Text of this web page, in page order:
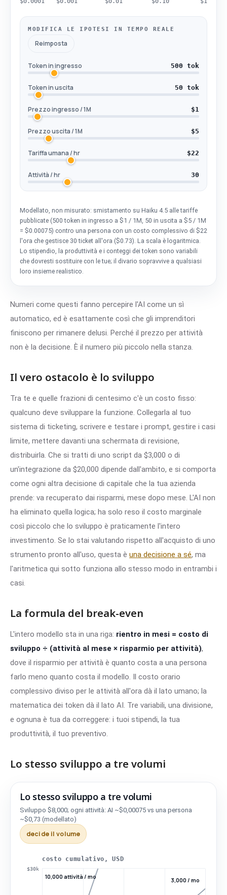
MODIFICA LE IPOTESI IN TEMPO REALE
Reimposta
Token in ingresso 500 tok
Token in uscita 50 tok
Prezzo ingresso / 1M $1
Prezzo uscita / 1M $5
Tariffa umana / hr $22
Attività / hr 30
Modellato, non misurato: smistamento su Haiku 4.5 alle tariffe
pubblicate (500 token in ingresso a $1 / 1M, 50 in uscita a $5 / 1M
= $0.00075) contro una persona con un costo complessivo di $22
l'ora che gestisce 30 ticket all'ora ($0.73). La scala è logaritmica.
Lo stipendio, la produttività e i conteggi dei token sono variabili
che dovresti sostituire con le tue; il divario sopravvive a qualsiasi
loro insieme realistico.
Numeri come questi fanno percepire l'AI come un sì
automatico, ed è esattamente così che gli imprenditori
finiscono per rimanere delusi. Perché il prezzo per attività
non è la decisione. È il numero più piccolo nella stanza.
Il vero ostacolo è lo sviluppo
Tra te e quelle frazioni di centesimo c'è un costo fisso:
qualcuno deve sviluppare la funzione. Collegarla al tuo
sistema di ticketing, scrivere e testare i prompt, gestire i casi
limite, mettere davanti una schermata di revisione,
distribuirla. Che si tratti di uno script da $3,000 o di
un'integrazione da $20,000 dipende dall'ambito, e si comporta
come ogni altra decisione di capitale che la tua azienda
prende: va recuperato dai risparmi, mese dopo mese. L'AI non
ha eliminato quella logica; ha solo reso il costo marginale
così piccolo che lo sviluppo è praticamente l'intero
investimento. Se lo stai valutando rispetto all'acquisto di uno
strumento pronto all'uso, questa è una decisione a sé, ma
l'aritmetica qui sotto funziona allo stesso modo in entrambi i
casi.
La formula del break-even
L'intero modello sta in una riga: rientro in mesi = costo di
sviluppo ÷ (attività al mese × risparmio per attività),
dove il risparmio per attività è quanto costa a una persona
farlo meno quanto costa il modello. Il costo orario
complessivo diviso per le attività all'ora dà il lato umano; la
matematica dei token dà il lato AI. Tre variabili, una divisione,
e ognuna è tua da correggere: i tuoi stipendi, la tua
produttività, il tuo preventivo.
Lo stesso sviluppo a tre volumi
Volume Break-even
10,000 attività / mo
3,000 attività / mo 3,000 attività / mo: ~3,7 mo
300 attività / mo 300 attività / mo: ~3 yr
Lo stesso sviluppo a tre volumi
Sviluppo $8,000; ogni attività: AI ~$0,00075 vs una persona
~$0,73 (modellato)
decide il volume
costo cumulativo, USD
$30k
10,000 attività / mo 3,000 / mo